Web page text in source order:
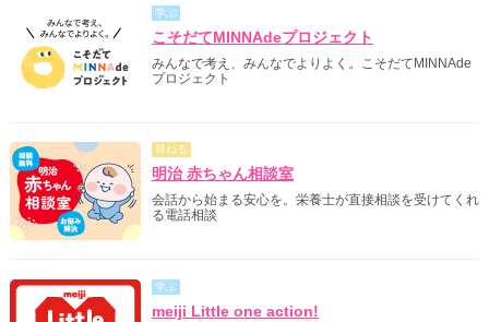
学ぶ
こそだてMINNAdeプロジェクト
みんなで考え、みんなでよりよく。こそだてMINNAde
プロジェクト
尋ねる
明治 赤ちゃん相談室
会話から始まる安心を。栄養士が直接相談を受けてくれ
る電話相談
学ぶ
meiji Little one action!